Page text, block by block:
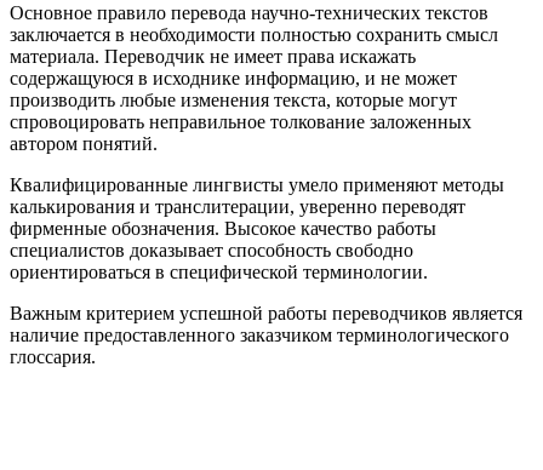
Основное правило перевода научно-технических текстов
заключается в необходимости полностью сохранить смысл
материала. Переводчик не имеет права искажать
содержащуюся в исходнике информацию, и не может
производить любые изменения текста, которые могут
спровоцировать неправильное толкование заложенных
автором понятий.
Квалифицированные лингвисты умело применяют методы
калькирования и транслитерации, уверенно переводят
фирменные обозначения. Высокое качество работы
специалистов доказывает способность свободно
ориентироваться в специфической терминологии.
Важным критерием успешной работы переводчиков является
наличие предоставленного заказчиком терминологического
глоссария.